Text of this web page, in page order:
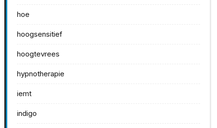
hoe
hoogsensitief
hoogtevrees
hypnotherapie
iemt
indigo